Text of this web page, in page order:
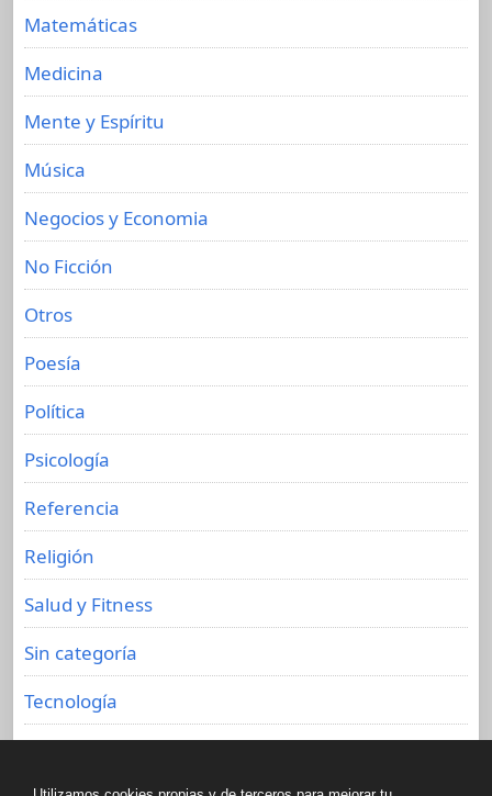
Matemáticas
Medicina
Mente y Espíritu
Música
Negocios y Economia
No Ficción
Otros
Poesía
Política
Psicología
Referencia
Religión
Salud y Fitness
Sin categoría
Tecnología